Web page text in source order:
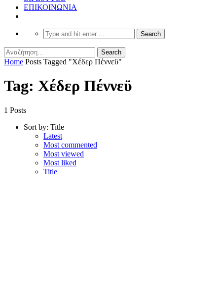
ΕΠΙΚΟΙΝΩΝΙΑ
Home Posts Tagged "Χέδερ Πέννεϋ"
Tag: Χέδερ Πέννεϋ
1 Posts
Sort by: Title
Latest
Most commented
Most viewed
Most liked
Title